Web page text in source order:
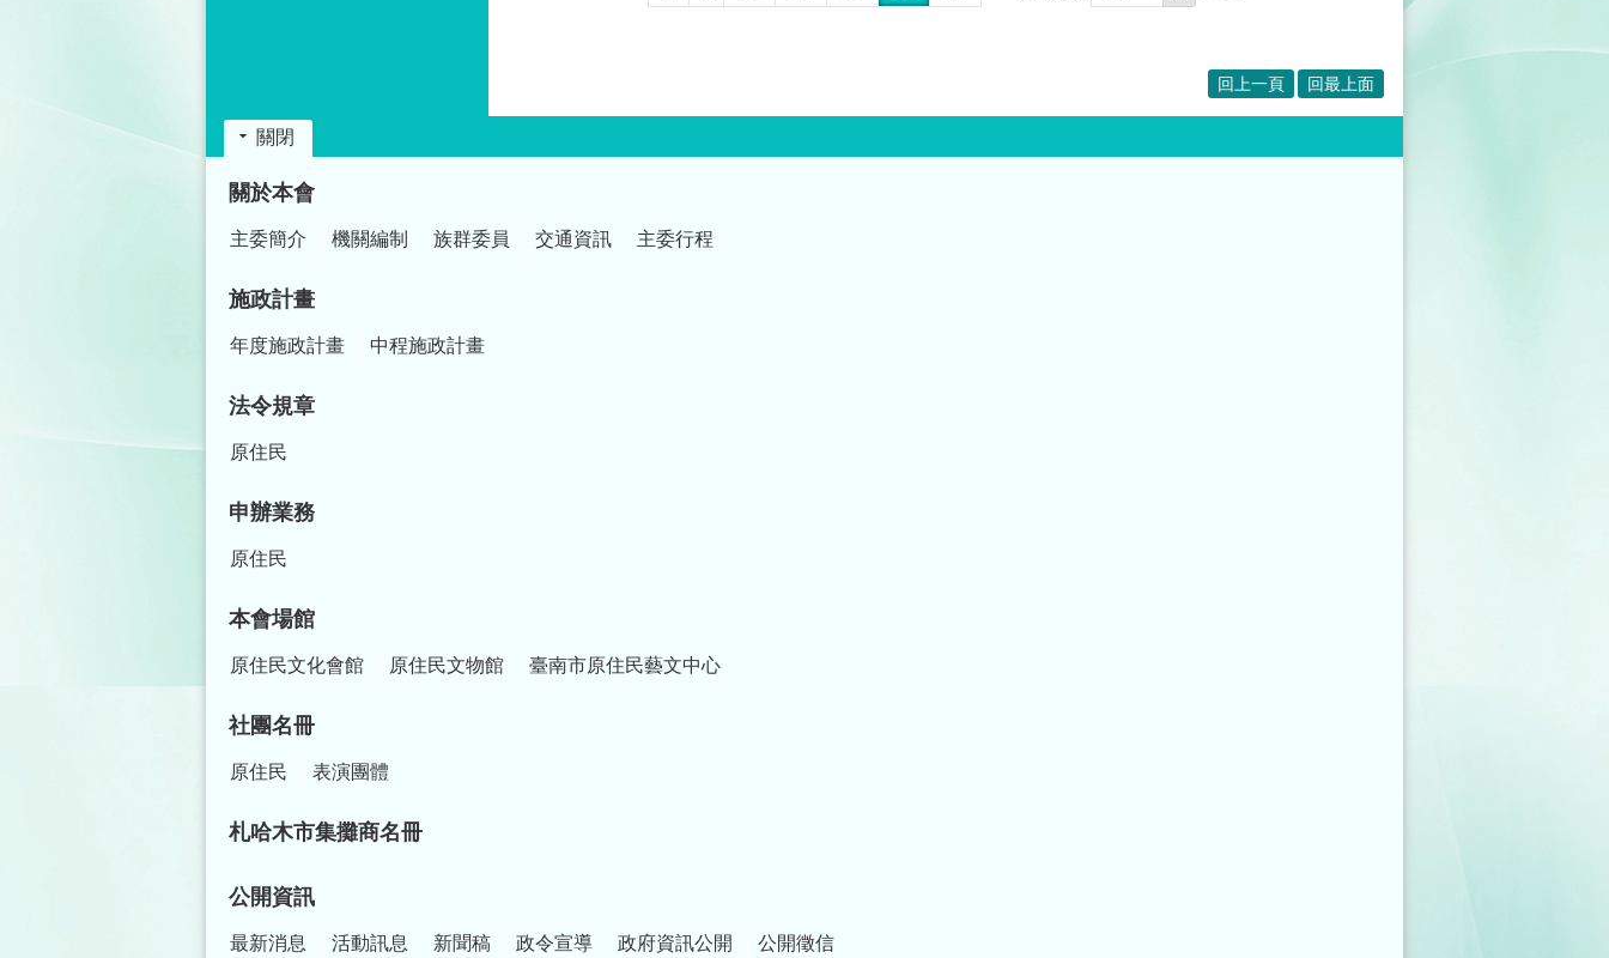
回上一頁 回最上面
關閉
關於本會
主委簡介 機關編制 族群委員 交通資訊 主委行程
施政計畫
年度施政計畫 中程施政計畫
法令規章
原住民
申辦業務
原住民
本會場館
原住民文化會館 原住民文物館 臺南市原住民藝文中心
社團名冊
原住民 表演團體
札哈木市集攤商名冊
公開資訊
最新消息 活動訊息 新聞稿 政令宣導 政府資訊公開 公開徵信